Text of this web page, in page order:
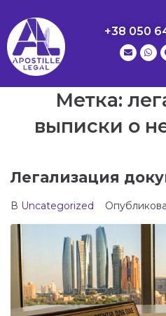
+38 050
Метка:
выписки о
Легализация
В Uncategorized